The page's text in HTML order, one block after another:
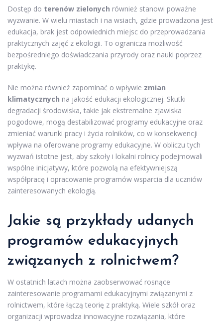
Dostęp do terenów zielonych również stanowi poważne
wyzwanie. W wielu miastach i na wsiach, gdzie prowadzona jest
edukacja, brak jest odpowiednich miejsc do przeprowadzania
praktycznych zajęć z ekologii. To ogranicza możliwość
bezpośredniego doświadczania przyrody oraz nauki poprzez
praktykę.
Nie można również zapominać o wpływie zmian
klimatycznych na jakość edukacji ekologicznej. Skutki
degradacji środowiska, takie jak ekstremalne zjawiska
pogodowe, mogą destabilizować programy edukacyjne oraz
zmieniać warunki pracy i życia rolników, co w konsekwencji
wpływa na oferowane programy edukacyjne. W obliczu tych
wyzwań istotne jest, aby szkoły i lokalni rolnicy podejmowali
wspólne inicjatywy, które pozwolą na efektywniejszą
współpracę i opracowanie programów wsparcia dla uczniów
zainteresowanych ekologią.
Jakie są przykłady udanych
programów edukacyjnych
związanych z rolnictwem?
W ostatnich latach można zaobserwować rosnące
zainteresowanie programami edukacyjnymi związanymi z
rolnictwem, które łączą teorię z praktyką. Wiele szkół oraz
organizacji wprowadza innowacyjne rozwiązania, które